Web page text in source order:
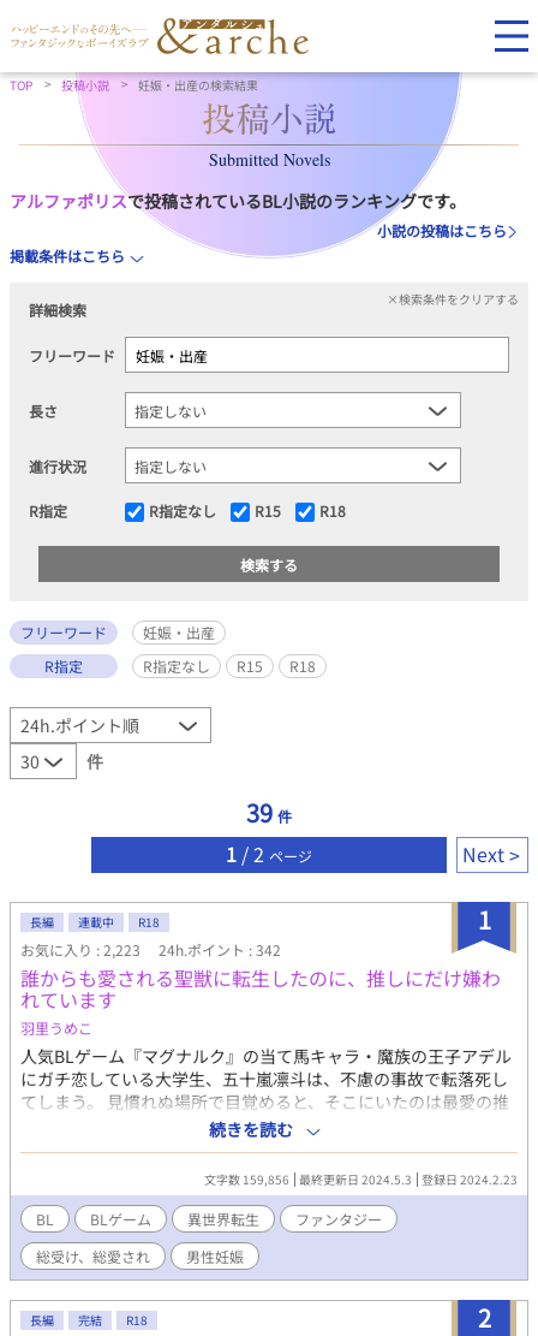
TOP 投稿小説 妊娠・出産の検索結果
Submitted Novels
アルファポリスで投稿されているBL小説のランキングです。
小説の投稿はこちら
掲載条件はこちら
詳細検索
×検索条件をクリアする
フリーワード
長さ
進行状況
R指定 R指定なし R15 R18
フリーワード
妊娠・出産
R指定
R指定なし R15 R18
件
39 件
1 / 2 ページ Next
1
長編 連載中 R18
お気に入り : 2,223 24h.ポイント : 342
誰からも愛される聖獣に転生したのに、推しにだけ嫌わ
れています
羽里うめこ
人気BLゲーム『マグナルク』の当て馬キャラ・魔族の王子アデル
にガチ恋している大学生、五十嵐凛斗は、不慮の事故で転落死し
てしまう。 見慣れぬ場所で目覚めると、そこにいたのは最愛の推
し。 「私が喚んだのは聖獣だ。穢らわしい人間などではない」 聖
獣としての魂を持ちながら人間の姿で召喚されてしまったリト
は、筋金入りの人間嫌いである推しに出会い頭から嫌われてしま
ったのだった。 転生即失恋というあんまりな展開に傷付きながら
も、リトは決意する。 （アデルのためにも、立派な聖獣になるん
だ……！） しかしリトが聖獣の力に目覚めるためには、他者との
性的な行為が必要で――？！ ※（ほぼ）男しか存在しない世界
で、男性妊娠・出産・授乳等の表現があります。主人公は妊娠し
ません。 ※19話の「実技指導」以降、♡喘ぎが入ります。
続きを読む
文字数 159,856 最終更新日 2024.5.3 登録日 2024.2.23
BL BLゲーム 異世界転生
ファンタジー
総受け、総愛され
男性妊娠
2
長編 完結 R18